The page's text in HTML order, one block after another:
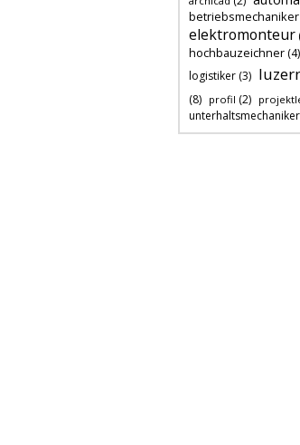
betriebsmechaniker
elektromonteur
hochbauzeichner (4)
logistiker (3)
(8) profil (2)
unterhaltsmechaniker